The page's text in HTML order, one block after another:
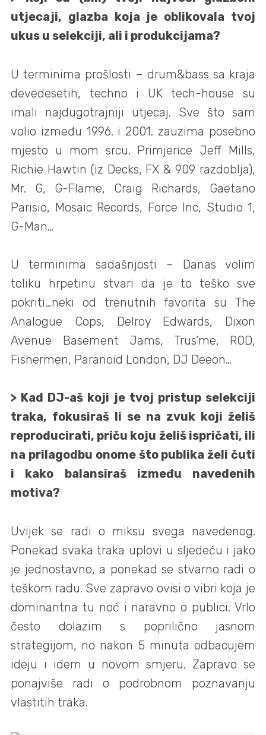
utjecaji, glazba koja je oblikovala tvoj
ukus u selekciji, ali i produkcijama?
U terminima prošlosti – drum&bass sa kraja
devedesetih, techno i UK tech-house su
imali najdugotrajniji utjecaj. Sve što sam
volio između 1996. i 2001. zauzima posebno
mjesto u mom srcu. Primjerice Jeff Mills,
Richie Hawtin (iz Decks, FX & 909 razdoblja),
Mr. G, G-Flame, Craig Richards, Gaetano
Parisio, Mosaic Records, Force Inc, Studio 1,
G-Man…
U terminima sadašnjosti – Danas volim
toliku hrpetinu stvari da je to teško sve
pokriti…neki od trenutnih favorita su The
Analogue Cops, Delroy Edwards, Dixon
Avenue Basement Jams, Trus’me, ROD,
Fishermen, Paranoid London, DJ Deeon…
> Kad DJ-aš koji je tvoj pristup selekciji
traka, fokusiraš li se na zvuk koji želiš
reproducirati, priču koju želiš ispričati, ili
na prilagodbu onome što publika želi čuti
i kako balansiraš između navedenih
motiva?
Uvijek se radi o miksu svega navedenog.
Ponekad svaka traka uplovi u sljedeću i jako
je jednostavno, a ponekad se stvarno radi o
teškom radu. Sve zapravo ovisi o vibri koja je
dominantna tu noć i naravno o publici. Vrlo
često dolazim s poprilično jasnom
strategijom, no nakon 5 minuta odbacujem
ideju i idem u novom smjeru. Zapravo se
ponajviše radi o podrobnom poznavanju
vlastitih traka.